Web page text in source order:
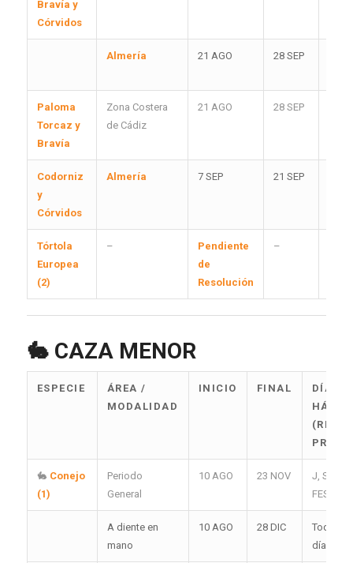
Bravía y
Córvidos
Almería 21 AGO 28 SEP
Paloma
Torcaz y
Bravía
Zona Costera
de Cádiz
21 AGO 28 SEP
Codorniz
y
Córvidos
Almería 7 SEP 21 SEP
Tórtola
Europea
(2)
–
Pendiente
de
Resolución
–
🐇 CAZA MENOR
ESPECIE
ÁREA /
MODALIDAD
INICIO FINAL
DÍAS
PROV.)
🐇 Conejo
(1)
Periodo
General
10 AGO 23 NOV
J, S, D y
FES
A diente en
mano
10 AGO 28 DIC
Todos
días